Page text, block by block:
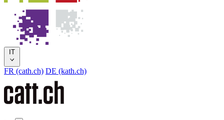
IT
FR (cath.ch) DE (kath.ch)